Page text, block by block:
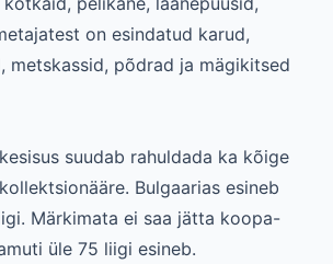
on esindatud karud,
metskassid, põdrad ja mägikitsed
suudab rahuldada ka kõige
Bulgaarias esineb
Märkimata ei saa jätta koopa-
üle 75 liigi esineb.